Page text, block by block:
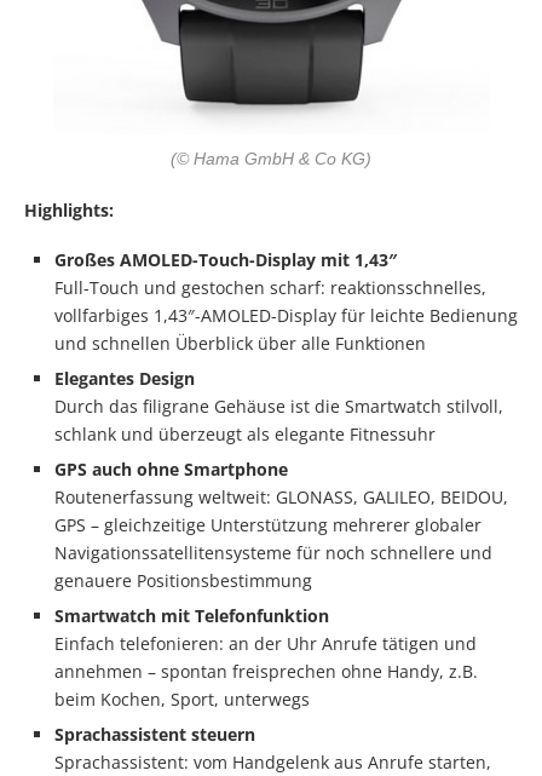
(© Hama GmbH & Co KG)
Highlights:
Großes AMOLED-Touch-Display mit 1,43″
Full-Touch und gestochen scharf: reaktionsschnelles,
vollfarbiges 1,43″-AMOLED-Display für leichte Bedienung
und schnellen Überblick über alle Funktionen
Elegantes Design
Durch das filigrane Gehäuse ist die Smartwatch stilvoll,
schlank und überzeugt als elegante Fitnessuhr
GPS auch ohne Smartphone
Routenerfassung weltweit: GLONASS, GALILEO, BEIDOU,
GPS – gleichzeitige Unterstützung mehrerer globaler
Navigationssatellitensysteme für noch schnellere und
genauere Positionsbestimmung
Smartwatch mit Telefonfunktion
Einfach telefonieren: an der Uhr Anrufe tätigen und
annehmen – spontan freisprechen ohne Handy, z.B.
beim Kochen, Sport, unterwegs
Sprachassistent steuern
Sprachassistent: vom Handgelenk aus Anrufe starten,